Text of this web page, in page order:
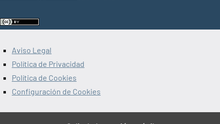
Aviso Legal
Política de Privacidad
Política de Cookies
Configuración de Cookies